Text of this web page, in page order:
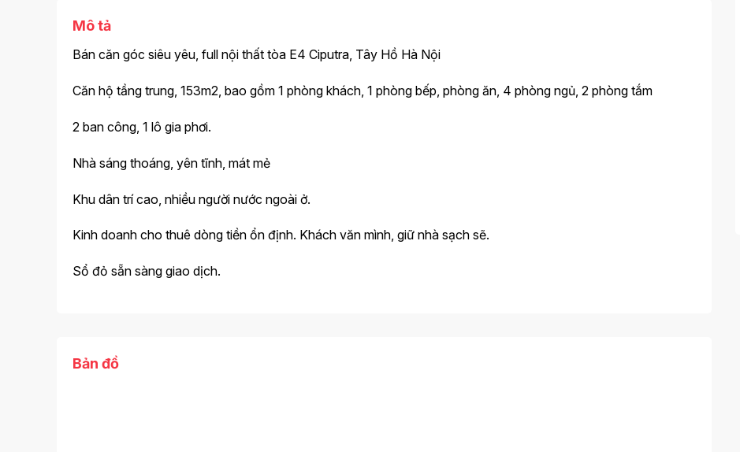
Mô tả
Bán căn góc siêu yêu, full nội thất tòa E4 Ciputra, Tây Hồ Hà Nội
Căn hộ tầng trung, 153m2, bao gồm 1 phòng khách, 1 phòng bếp, phòng ăn, 4 phòng ngủ, 2 phòng tắm
2 ban công, 1 lô gia phơi.
Nhà sáng thoáng, yên tĩnh, mát mẻ
Khu dân trí cao, nhiều người nước ngoài ở.
Kinh doanh cho thuê dòng tiền ổn định. Khách văn mình, giữ nhà sạch sẽ.
Sổ đỏ sẵn sàng giao dịch.
Bản đồ